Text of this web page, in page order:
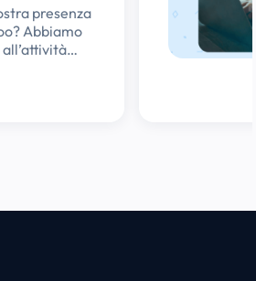
presenza
Abbiamo